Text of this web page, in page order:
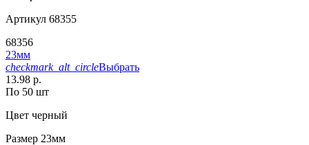
Артикул 68355
68356
23мм
checkmark_alt_circleВыбрать
13.98 р.
По 50 шт
Цвет черный
Размер 23мм